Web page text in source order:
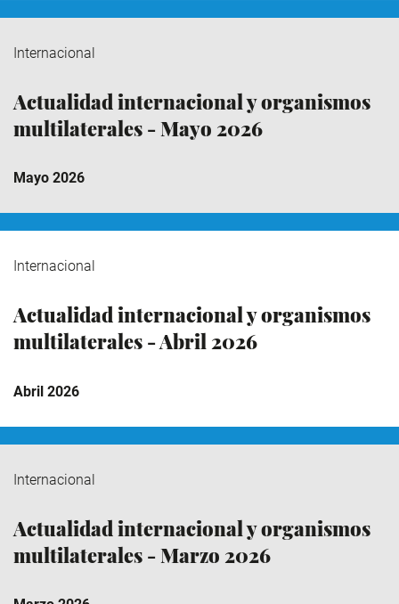
Internacional
Actualidad internacional y organismos
multilaterales - Mayo 2026
Mayo 2026
Internacional
Actualidad internacional y organismos
multilaterales - Abril 2026
Abril 2026
Internacional
Actualidad internacional y organismos
multilaterales - Marzo 2026